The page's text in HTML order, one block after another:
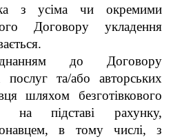
з усіма чи окремими
Договору укладення
до Договору
послуг та/або авторських
шляхом безготівкового
на підставі рахунку,
в тому числі, з